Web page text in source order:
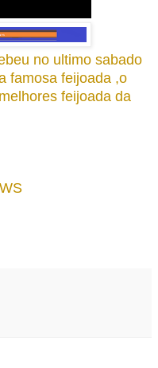
no ultimo sabado
famosa feijoada ,o
feijoada da